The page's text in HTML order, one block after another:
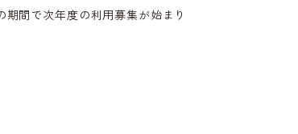
期間で次年度の利用募集が始まり